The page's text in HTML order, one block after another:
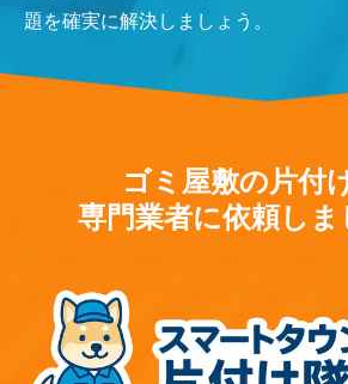
題を確実に解決しましょう。
ゴミ屋敷の片付
専門業者に依頼しま